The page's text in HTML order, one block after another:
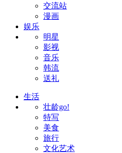
交流站
漫画
娱乐
明星
影视
音乐
韩流
送礼
生活
壮龄go!
特写
美食
旅行
文化艺术